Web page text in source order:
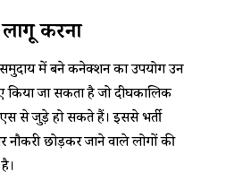
करना
में बने कनेक्शन का उपयोग उन
जा सकता है जो दीर्घकालिक
से जुड़े हो सकते हैं। इससे भर्ती
नौकरी छोड़कर जाने वाले लोगों की